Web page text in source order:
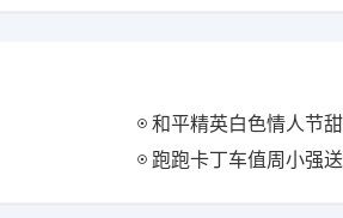
和平精英白色情人节
跑跑卡丁车值周小强